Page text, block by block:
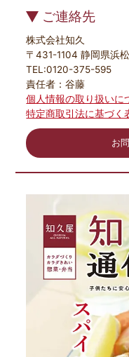
ご連絡先
株式会社知久
〒431-1104 静岡県浜
TEL:0120-375-595
責任者：谷藤
個人情報の取り扱いに
特定商取引法に基づく
お